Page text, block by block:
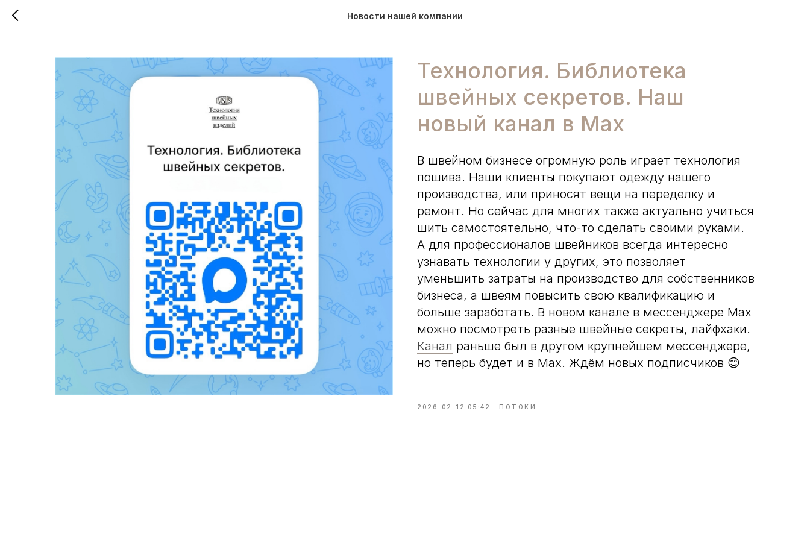
Новости нашей компании
Технология. Библиотека
швейных секретов. Наш
новый канал в Max
В швейном бизнесе огромную роль играет технология
пошива. Наши клиенты покупают одежду нашего
производства, или приносят вещи на переделку и
ремонт. Но сейчас для многих также актуально учиться
шить самостоятельно, что-то сделать своими руками.
А для профессионалов швейников всегда интересно
узнавать технологии у других, это позволяет
уменьшить затраты на производство для собственников
бизнеса, а швеям повысить свою квалификацию и
больше заработать. В новом канале в мессенджере Max
можно посмотреть разные швейные секреты, лайфхаки.
Канал раньше был в другом крупнейшем мессенджере,
но теперь будет и в Max. Ждём новых подписчиков 😊
2026-02-12 05:42 ПОТОКИ